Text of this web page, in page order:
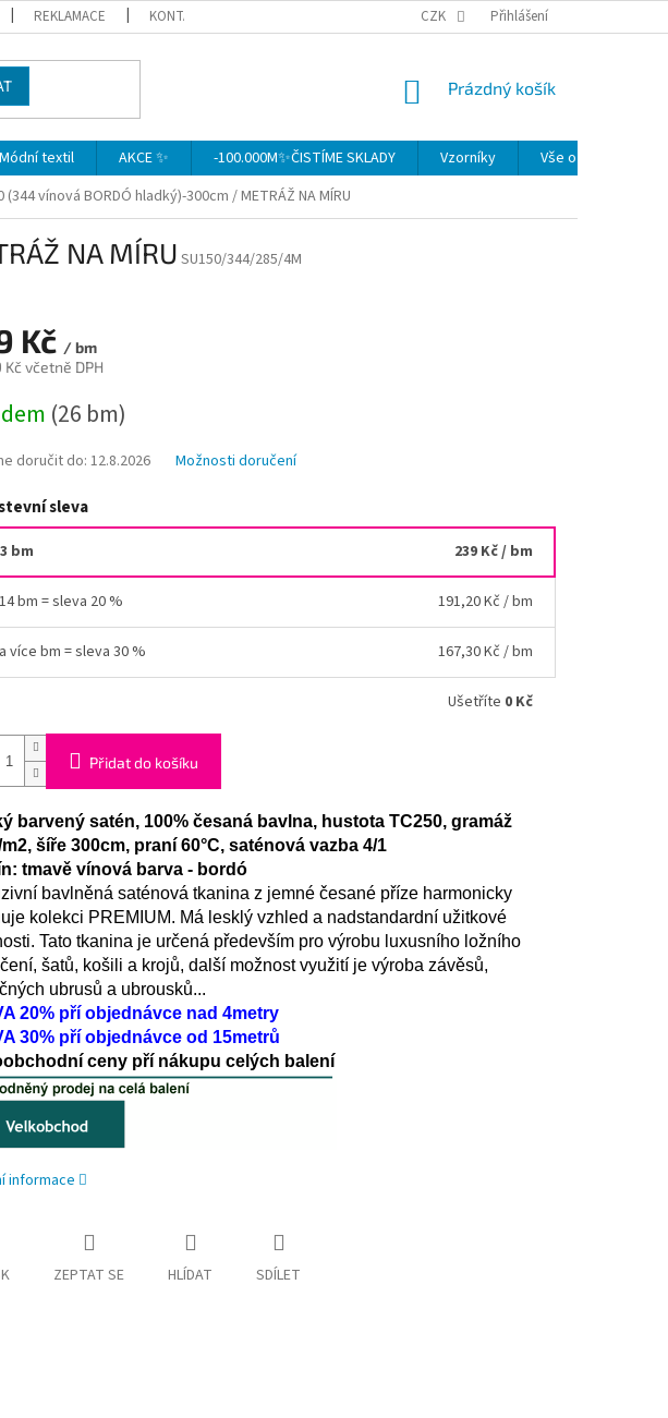
REKLAMACE KONTAKTY OCHRANA OSOBNÍCH ÚDAJŮ
CZK Přihlášení
NÁKUPNÍ
Prázdný košík
Módní textil AKCE ✨ -100.000M✨ČISTÍME SKLADY Vzorníky
Vše o nákupu
(344 vínová BORDÓ hladký)-300cm / METRÁŽ NA MÍRU
NA MÍRU SU150/344/285/4M
Kč / bm
Kč včetně DPH
(26 bm)
doručit do:12.8.2026 Možnosti doručení
sleva
bm 239 Kč/ bm
bm = sleva 20 % 191,20 Kč / bm
více bm = sleva 30 % 167,30 Kč / bm
Ušetříte 0 Kč
Přidat do košíku
barvený satén, 100% česaná bavlna, hustota TC250, gramáž
šíře 300cm, praní 60°C, saténová vazba 4/1
tmavě vínová barva - bordó
bavlněná saténová tkanina z jemné česané příze harmonicky
kolekci PREMIUM. Má lesklý vzhled a nadstandardní užitkové
Tato tkanina je určená především pro výrobu luxusního ložního
šatů, košili a krojů, další možnost využití je výroba závěsů,
ubrusů a ubrousků...
20% pří objednávce nad 4metry
30% pří objednávce od 15metrů
ceny pří nákupu celých balení
informace
ZEPTAT SE HLÍDAT SDÍLET